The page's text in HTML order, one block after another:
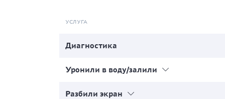
УСЛУГА
Диагностика
Уронили в воду/залили
Разбили экран